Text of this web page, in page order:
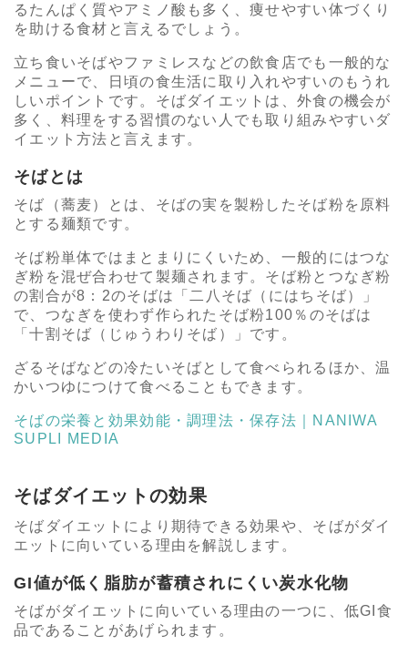
るたんぱく質やアミノ酸も多く、痩せやすい体づくり
を助ける食材と言えるでしょう。
立ち食いそばやファミレスなどの飲食店でも一般的な
メニューで、日頃の食生活に取り入れやすいのもうれ
しいポイントです。そばダイエットは、外食の機会が
多く、料理をする習慣のない人でも取り組みやすいダ
イエット方法と言えます。
そばとは
そば（蕎麦）とは、そばの実を製粉したそば粉を原料
とする麺類です。
そば粉単体ではまとまりにくいため、一般的にはつな
ぎ粉を混ぜ合わせて製麺されます。そば粉とつなぎ粉
の割合が8：2のそばは「二八そば（にはちそば）」
で、つなぎを使わず作られたそば粉100％のそばは
「十割そば（じゅうわりそば）」です。
ざるそばなどの冷たいそばとして食べられるほか、温
かいつゆにつけて食べることもできます。
そばの栄養と効果効能・調理法・保存法｜NANIWA
SUPLI MEDIA
そばダイエットの効果
そばダイエットにより期待できる効果や、そばがダイ
エットに向いている理由を解説します。
GI値が低く脂肪が蓄積されにくい炭水化物
そばがダイエットに向いている理由の一つに、低GI食
品であることがあげられます。